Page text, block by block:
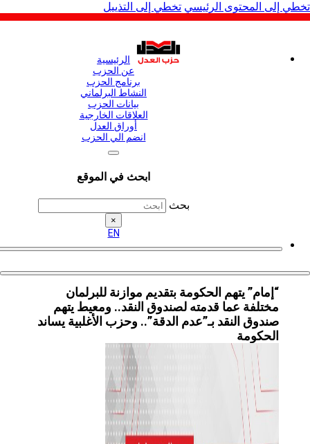
المحتوى الرئيسي تخطي إلى التذييل
الرئيسية
عن الحزب
برنامج الحزب
النشاط البرلماني
بيانات الحزب
العلاقات الخارجية
أوراق العدل
انضم الي الحزب
ابحث في الموقع
“إمام” يتهم الحكومة بتقديم موازنة للبرلمان
مختلفة عما قدمته لصندوق النقد.. ومعيط يتهم
صندوق النقد بـ”عدم الدقة”.. وحزب الأغلبية يساند
الحكومة